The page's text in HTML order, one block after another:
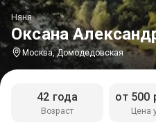
Оксана
Няня
Москва, Домодедовская
Возраст
42 года
Цена
от 500